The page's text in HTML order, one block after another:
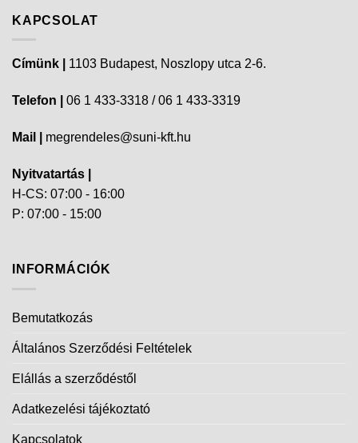
KAPCSOLAT
Címünk | 1103 Budapest, Noszlopy utca 2-6.
Telefon | 06 1 433-3318 / 06 1 433-3319
Mail | megrendeles@suni-kft.hu
Nyitvatartás |
H-CS: 07:00 - 16:00
P: 07:00 - 15:00
INFORMÁCIÓK
Bemutatkozás
Általános Szerződési Feltételek
Elállás a szerződéstől
Adatkezelési tájékoztató
Kapcsolatok